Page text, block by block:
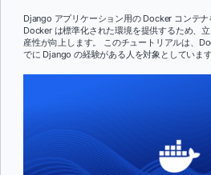
Django アプリケーション用の Docker コンテナ
Docker は標準化された環境を提供するため、
産性が向上します。 このチュートリアルは、
でに Django の経験がある人を対象としていま